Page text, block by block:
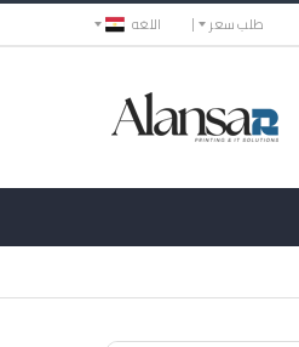
اللغه طلب سعر